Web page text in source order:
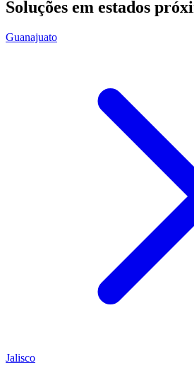
Soluções em estados
Guanajuato
Jalisco